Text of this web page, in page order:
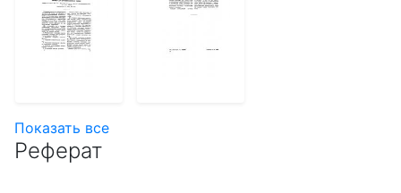
Показать все
Реферат